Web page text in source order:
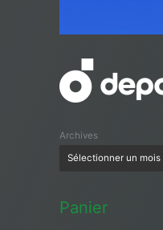
Archives
Panier